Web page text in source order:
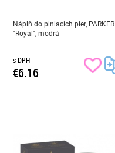
Náplň do plniacich pier, PARKER
"Royal", modrá
s DPH
€6.16